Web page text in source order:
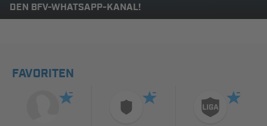
DEN BFV-WHATSAPP-KANAL!
FAVORITEN